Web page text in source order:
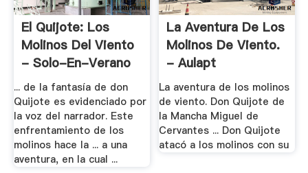
El Quijote: Los
Molinos Del Viento
- Solo-En-Verano
...
... de la fantasía de don
Quijote es evidenciado por
la voz del narrador. Este
enfrentamiento de los
molinos hace la ... a una
aventura, en la cual ...
La Aventura De Los
Molinos De Viento.
- Aulapt
La aventura de los molinos
de viento. Don Quijote de
la Mancha Miguel de
Cervantes ... Don Quijote
atacó a los molinos con su